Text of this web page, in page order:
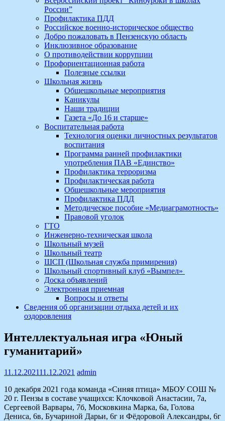
России”
Профилактика ПДД
Российское военно-историческое общество
Добро пожаловать в Пензенскую область
Инклюзивное образование
О противодействии коррупции
Профориентационная работа
Полезные ссылки
Школьная жизнь
Общешкольные мероприятия
Каникулы
Наши традиции
Газета «До 16 и старше»
Воспитательная работа
Технология оценки личностных результатов
воспитания
Программа ранней профилактики
употребления ПАВ «Единство»
Профилактика терроризма
Профилактическая работа
Общешкольные мероприятия
Профилактика ПДД
Методическое пособие «Медиаграмотность»
Правовой уголок
ГТО
Инженерно-техническая школа
Школьный музей
Школьный театр
ШСП (Школьная служба примирения)
Школьный спортивный клуб «Вымпел»
Доска объявлений
Электронная приемная
Вопросы и ответы
Сведения об организации отдыха детей и их
оздоровления
Интеллектуальная игра «Юный
гуманитарий»
11.12.202111.12.2021 admin
10 декабря 2021 года команда «Синяя птица» МБОУ СОШ №
20 г. Пензы в составе учащихся: Клочковой Анастасии, 7а,
Сергеевой Варвары, 7б, Московкина Марка, 6а, Голова
Дениса, 6в, Бучариной Дарьи, 6г и Фёдоровой Александры, 6г